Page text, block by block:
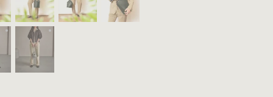
Gray
Color：Light Gray